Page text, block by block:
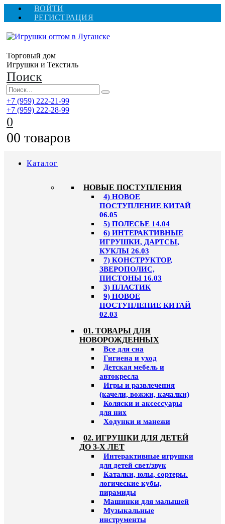
ВОЙТИ
РЕГИСТРАЦИЯ
Торговый дом
Игрушки и Текстиль
Поиск
+7 (959) 222-21-99
+7 (959) 222-28-99
0
00 товаров
Каталог
НОВЫЕ ПОСТУПЛЕНИЯ
4) НОВОЕ
ПОСТУПЛЕНИЕ КИТАЙ
06.05
5) ПОЛЕСЬЕ 14.04
6) ИНТЕРАКТИВНЫЕ
ИГРУШКИ, ДАРТСЫ,
КУКЛЫ 26.03
7) КОНСТРУКТОР,
ЗВЕРОПОЛИС,
ПИСТОНЫ 16.03
3) ПЛАСТИК
9) НОВОЕ
ПОСТУПЛЕНИЕ КИТАЙ
02.03
01. ТОВАРЫ ДЛЯ
НОВОРОЖДЕННЫХ
Все для сна
Гигиена и уход
Детская мебель и
автокресла
Игры и развлечения
(качели, вожжи, качалки)
Коляски и аксессуары
для них
Ходунки и манежи
02. ИГРУШКИ ДЛЯ ДЕТЕЙ
ДО 3-Х ЛЕТ
Интерактивные игрушки
для детей свет/звук
Каталки, юлы, сортеры.
логические кубы,
пирамиды
Машинки для малышей
Музыкальные
инструменты